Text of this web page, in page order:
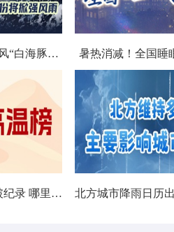
台风数字画像：马拉松台风“白海豚”将影响十余省份 暑热消减！全国睡
数据看今年7月哪里热到破纪录 哪里暑热连轴转